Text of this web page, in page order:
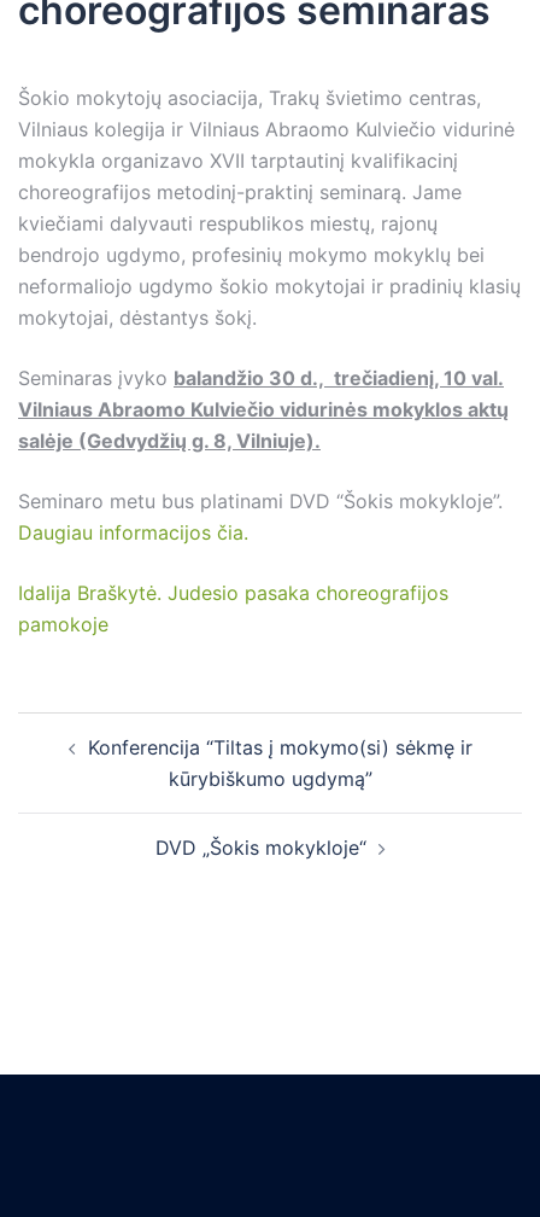
choreografijos seminaras
Šokio mokytojų asociacija, Trakų švietimo centras,
Vilniaus kolegija ir Vilniaus Abraomo Kulviečio vidurinė
mokykla organizavo XVII tarptautinį kvalifikacinį
choreografijos metodinį-praktinį seminarą. Jame
kviečiami dalyvauti respublikos miestų, rajonų
bendrojo ugdymo, profesinių mokymo mokyklų bei
neformaliojo ugdymo šokio mokytojai ir pradinių klasių
mokytojai, dėstantys šokį.
Seminaras įvyko balandžio 30 d., trečiadienį, 10 val.
Vilniaus Abraomo Kulviečio vidurinės mokyklos aktų
salėje (Gedvydžių g. 8, Vilniuje).
Seminaro metu bus platinami DVD “Šokis mokykloje”.
Daugiau informacijos čia.
Idalija Braškytė. Judesio pasaka choreografijos
pamokoje
navigation
Konferencija “Tiltas į mokymo(si) sėkmę ir
kūrybiškumo ugdymą”
DVD „Šokis mokykloje“